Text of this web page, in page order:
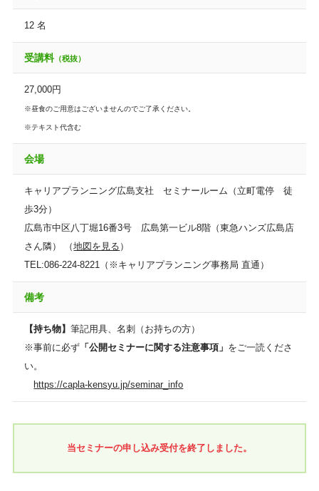
12 名
受講料（税抜）
27,000円
※昼食のご用意はございませんのでご了承ください。
※テキスト代含む
会場
キャリアプランニング広島支社 セミナールーム（立町電停 徒
歩3分）
広島市中区八丁堀16番3号 広島第一ビル8階（東急ハンズ広島店
さん隣） （地図を見る ）
TEL:086-224-8221（※キャリアプランニング事務局 直通）
備考
【持ち物】筆記用具、名刺（お持ちの方）
※事前に必ず 「公開セミナーに関する注意事項」 をご一読くださ
い。
https://capla-kensyu.jp/seminar_info
当セミナーの申し込み受付を終了しました。